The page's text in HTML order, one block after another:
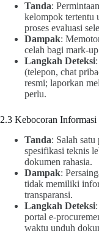
Tanda:
kelompok tertentu
proses evaluasi
Dampak:
celah bagi mark-
Langkah Deteksi
(telepon, chat
resmi; laporkan
perlu.
2.3 Kebocoran
Tanda: Salah satu
spesifikasi teknis
dokumen rahasia.
Dampak:
tidak memiliki
transparansi.
Langkah Deteksi
portal e-
waktu unduh